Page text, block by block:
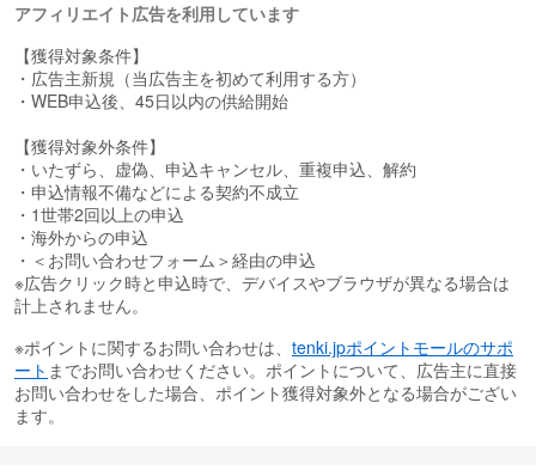
アフィリエイト広告を利用しています
【獲得対象条件】
・広告主新規（当広告主を初めて利用する方）
・WEB申込後、45日以内の供給開始
【獲得対象外条件】
・いたずら、虚偽、申込キャンセル、重複申込、解約
・申込情報不備などによる契約不成立
・1世帯2回以上の申込
・海外からの申込
・＜お問い合わせフォーム＞経由の申込
※広告クリック時と申込時で、デバイスやブラウザが異なる場合は
計上されません。
※ポイントに関するお問い合わせは、 tenki.jpポイントモールのサポ
ート までお問い合わせください。ポイントについて、広告主に直接
お問い合わせをした場合、ポイント獲得対象外となる場合がござい
ます。